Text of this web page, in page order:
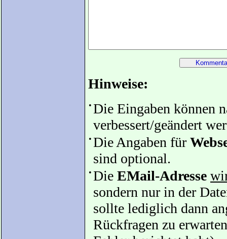
Hinweise:
• Die Eingaben können
verbessert/geändert
• Die Angaben für
sind optional.
• Die EMail-Adresse
sondern nur in der
sollte lediglich dann
Rückfragen zu